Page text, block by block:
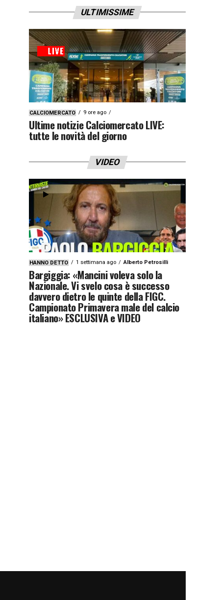
ULTIMISSIME
CALCIOMERCATO 9 ore ago
Ultime notizie Calciomercato LIVE:
tutte le novità del giorno
VIDEO
HANNO DETTO 1 settimana ago Alberto Petrosilli
Bargiggia: «Mancini voleva solo la
Nazionale. Vi svelo cosa è successo
davvero dietro le quinte della FIGC.
Campionato Primavera male del calcio
italiano» ESCLUSIVA e VIDEO